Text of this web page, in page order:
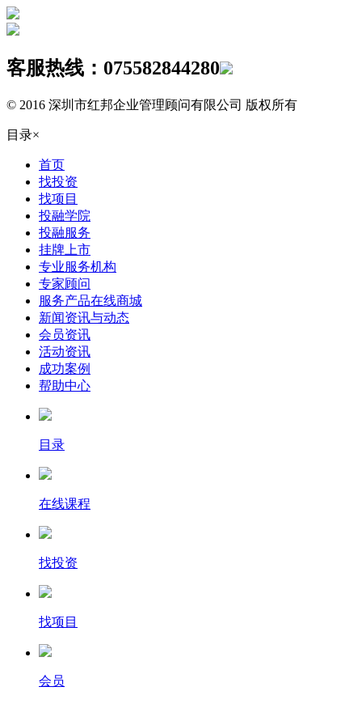
客服热线： 075582844280
© 2016 深圳市红邦企业管理顾问有限公司 版权所有
目录×
首页
找投资
找项目
投融学院
投融服务
挂牌上市
专业服务机构
专家顾问
服务产品在线商城
新闻资讯与动态
会员资讯
活动资讯
成功案例
帮助中心
目录
在线课程
找投资
找项目
会员